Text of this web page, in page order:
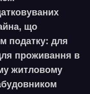
що
податку: для
проживання в
житловому